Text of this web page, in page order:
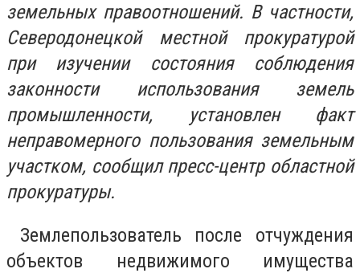
земельных правоотношений. В частности,
Северодонецкой местной прокуратурой
при изучении состояния соблюдения
законности использования земель
промышленности, установлен факт
неправомерного пользования земельным
участком, сообщил пресс-центр областной
прокуратуры.
Землепользователь после отчуждения
объектов недвижимого имущества